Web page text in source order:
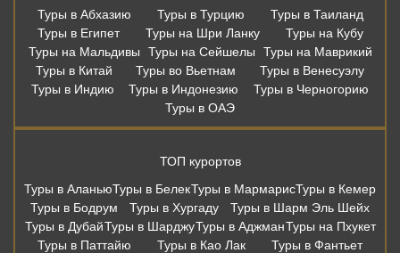
Туры в Абхазию
Туры в Турцию
Туры в Таиланд
Туры в Египет
Туры на Шри Ланку
Туры на Кубу
Туры на Мальдивы
Туры на Сейшелы
Туры на Маврикий
Туры в Китай
Туры во Вьетнам
Туры в Венесуэлу
Туры в Индию
Туры в Индонезию
Туры в Черногорию
Туры в ОАЭ
ТОП курортов
Туры в АланьюТуры в БелекТуры в МармарисТуры в Кемер
Туры в Бодрум
Туры в Хургаду
Туры в Шарм Эль Шейх
Туры в ДубайТуры в ШарджуТуры в АджманТуры на Пхукет
Туры в Паттайю
Туры в Као Лак
Туры в Фантьет